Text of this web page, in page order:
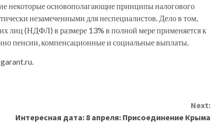
некоторые основополагающие принципы налогового
незамеченными для неспециалистов. Дело в том,
лиц (НДФЛ) в размере 13% в полной мере применяется к
пенсии, компенсационные и социальные выплаты.
Next:
Интересная дата: 8 апреля: Присоединение Крыма